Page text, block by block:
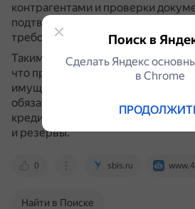
контрагентами и проверки
подтверждающих существование
требования.
Таким образом,основное отличие
что при инвентаризации активов
имущество организации, а при
обязательств — её обязательства,
кредиторскую задолженность,
и резервы.
0 sbis.ru
Найти в Поиске
Поиск в
Сделать Яндекс
в Сhrome